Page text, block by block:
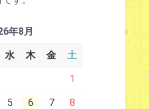
年8月
水 木 金 土
1
5 6 7 8